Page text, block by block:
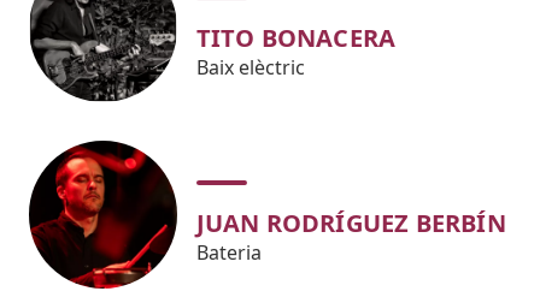
TITO BONACERA
Baix elèctric
JUAN RODRÍGUEZ BERBÍN
Bateria